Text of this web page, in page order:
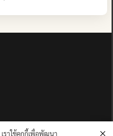
เราใช้คุกกี้เพื่อพัฒนา